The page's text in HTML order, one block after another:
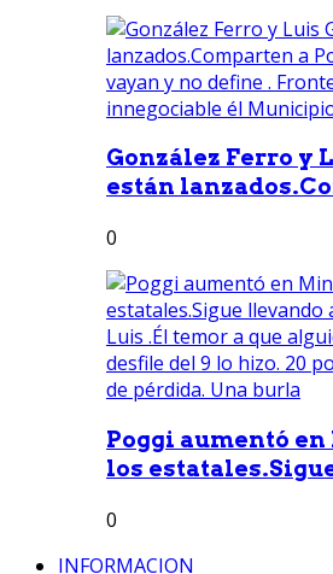
González Ferro y
están
0
Poggi aumentó
los
0
INFORMACION